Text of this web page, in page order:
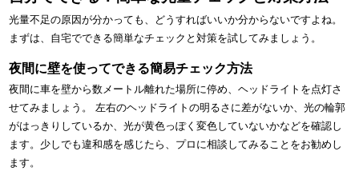
光量不足の原因が分かっても、どうすればいいか分からないですよね。
まずは、自宅でできる簡単なチェックと対策を試してみましょう。
夜間に壁を使ってできる簡易チェック方法
夜間に車を壁から数メートル離れた場所に停め、ヘッドライトを点灯さ
せてみましょう。 左右のヘッドライトの明るさに差がないか、光の輪郭
がはっきりしているか、光が黄色っぽく変色していないかなどを確認し
ます。少しでも違和感を感じたら、プロに相談してみることをお勧めし
ます。